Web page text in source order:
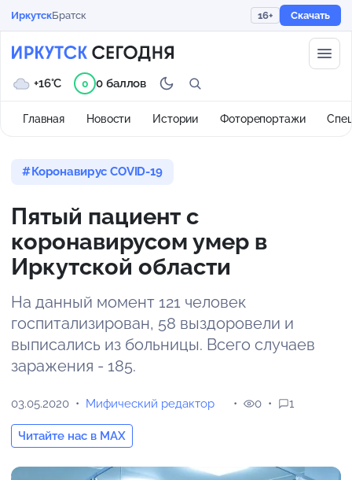
ИркутскБратск 16+ Скачать
Главная Новости Истории Фоторепортажи
+16°C 0 0 баллов
Коронавирус COVID-19
Пятый пациент с
коронавирусом умер в
Иркутской области
На данный момент 121 человек
госпитализирован, 58 выздоровели и
выписались из больницы. Всего случаев
заражения - 185.
03.05.2020 Мифический редактор
Читайте нас в MAX
0 1